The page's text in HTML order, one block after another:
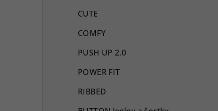
CUTE
COMFY
PUSH UP 2.0
POWER FIT
RIBBED